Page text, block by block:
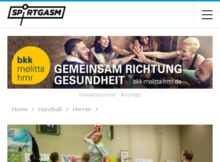
Hauptsponsor - Anzeige
Home
Handball Herren